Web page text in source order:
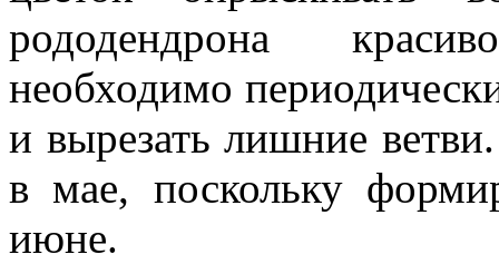
рододендрона
необходимо
и вырезать лишние
в мае, поскольку
июне.